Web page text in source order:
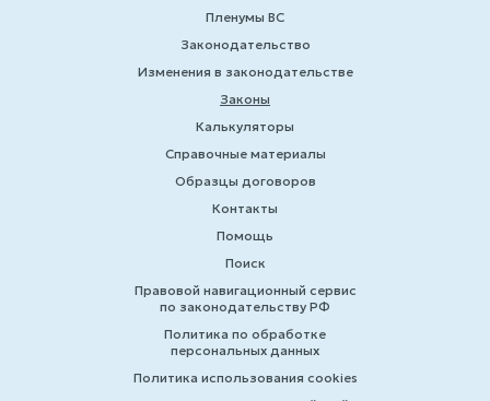
Пленумы ВС
Законодательство
Изменения в законодательстве
Законы
Калькуляторы
Справочные материалы
Образцы договоров
Контакты
Помощь
Поиск
Правовой навигационный сервис
по законодательству РФ
Политика по обработке
персональных данных
Политика использования cookies